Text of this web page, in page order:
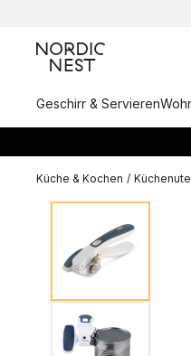
Geschirr & Servieren
Küche & Kochen /